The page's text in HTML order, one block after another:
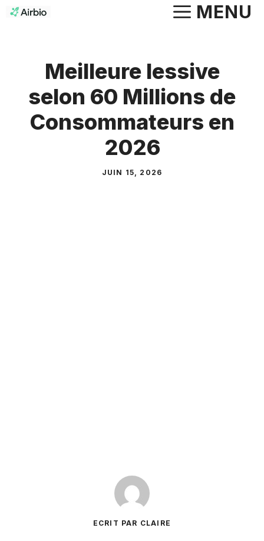
Aller
MENU
Meilleure lessive
selon 60 Millions de
Consommateurs en
2026
JUIN 15, 2026
ECRIT PAR CLAIRE